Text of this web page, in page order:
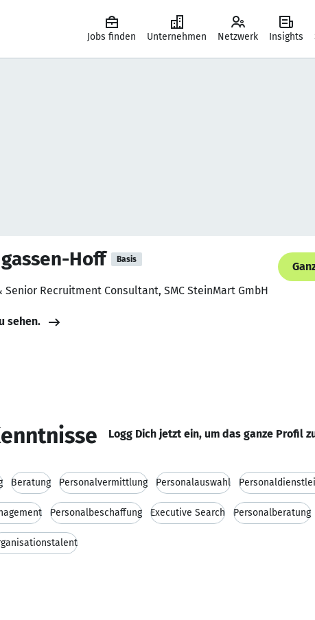
Jobs finden Unternehmen Netzwerk Insights
Hoff Basis
Recruitment Consultant, SMC SteinMart GmbH
sehen.
Logg Dich jetzt ein, um das ganze Profil
Beratung Personalvermittlung Personalauswahl
Personalbeschaffung Executive Search Personalberatung